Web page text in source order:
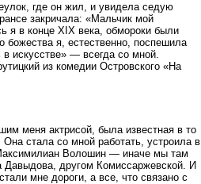
где он жил, и увидела седую
закричала: «Мальчик мой
я в конце XIX века, обмороки были
я, естественно, поспешила
искусстве» — всегда со мной.
из комедии Островского «На
меня актрисой, была известная в то
стала со мной работать, устроила в
Волошин — иначе мы там
Давыдова, другом Комиссаржевской. И
мне дороги, а все, что связано с